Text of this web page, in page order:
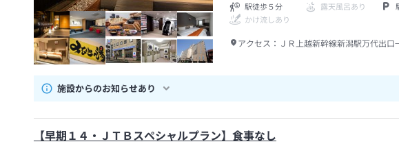
駅徒歩５分
露天風呂あり
かけ流しあり
アクセス： ＪＲ上越新幹線新潟駅万代出
施設からのお知らせあり
【早期１４・ＪＴＢスペシャルプラン】食事なし